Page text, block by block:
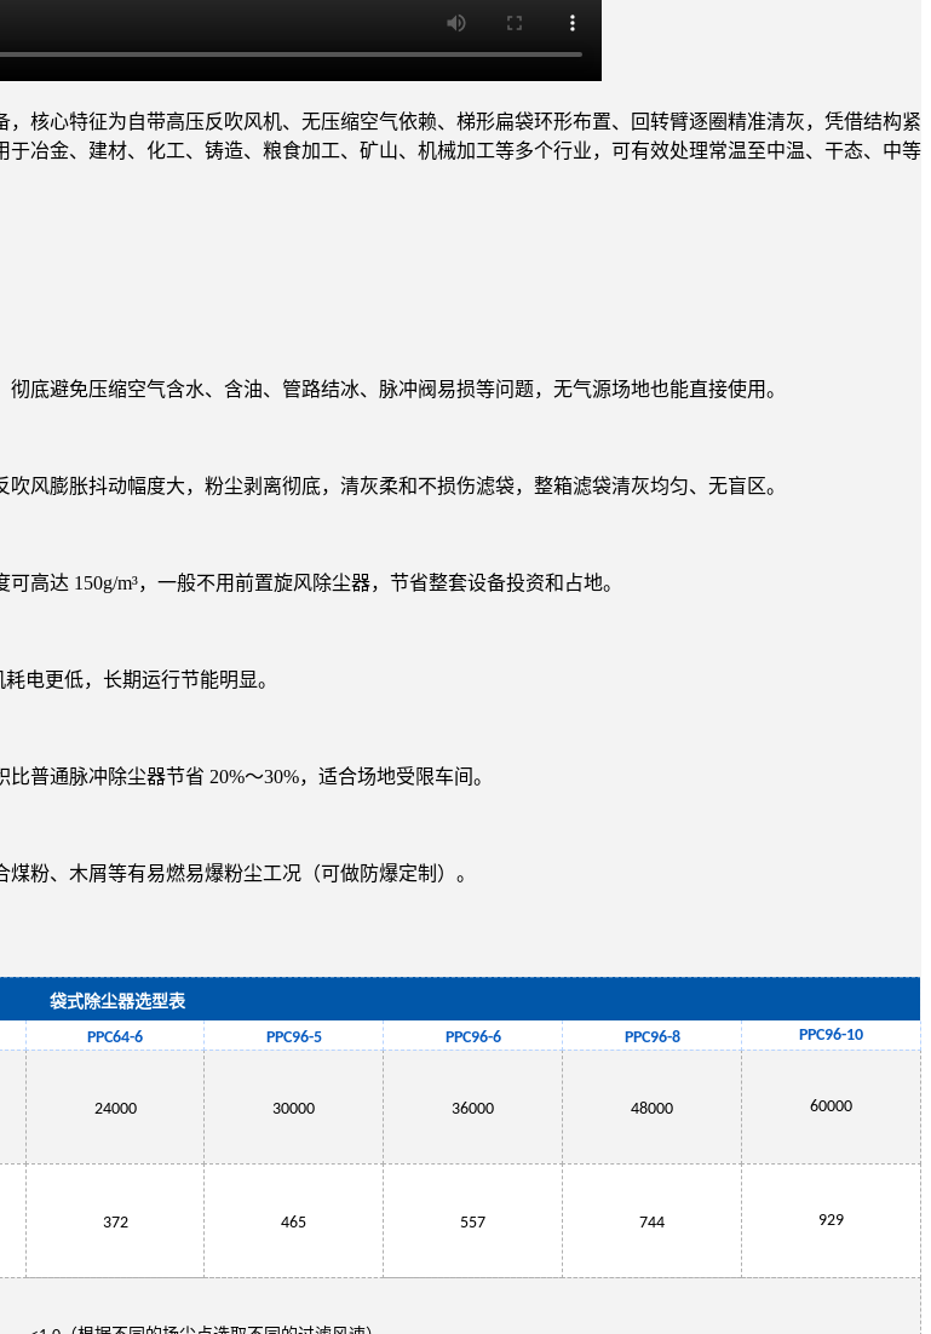
核心特征为自带高压反吹风机、无压缩空气依赖、梯形扁袋环形布置、回转臂逐圈精准清灰，凭借结构紧
冶金、建材、化工、铸造、粮食加工、矿山、机械加工等多个行业，可有效处理常温至中温、干态、中等
底避免压缩空气含水、含油、管路结冰、脉冲阀易损等问题，无气源场地也能直接使用。
风膨胀抖动幅度大，粉尘剥离彻底，清灰柔和不损伤滤袋，整箱滤袋清灰均匀、无盲区。
高达 150g/m³，一般不用前置旋风除尘器，节省整套设备投资和占地。
电更低，长期运行节能明显。
普通脉冲除尘器节省 20%～30%，适合场地受限车间。
粉、木屑等有易燃易爆粉尘工况（可做防爆定制）。
袋式除尘器选型表
PPC64-6 PPC96-5 PPC96-6 PPC96-8 PPC96-10
24000 30000 36000 48000 60000
372 465 557 744 929